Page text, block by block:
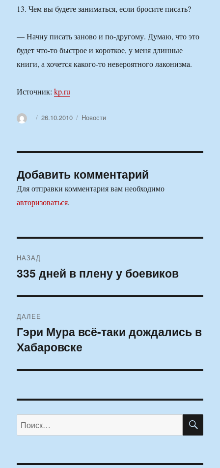
13. Чем вы будете заниматься, если бросите писать?
— Начну писать заново и по-другому. Думаю, что это
будет что-то быстрое и короткое, у меня длинные
книги, а хочется какого-то невероятного лаконизма.
Источник:kp.ru
АвторОпубликовано
26.10.2010 Рубрики
Новости
Добавить комментарий
Для отправки комментария вам необходимо
авторизоваться.
по
НАЗАД
Предыдущая
335 дней в плену у боевиков
ДАЛЕЕ
Следующая
запись:
Гэри Мура всё-таки дождались в
Хабаровске
Искать: